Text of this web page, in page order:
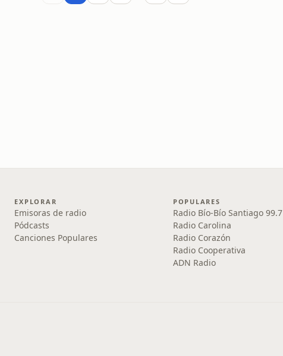
EXPLORAR
Emisoras de radio
Pódcasts
Canciones Populares
POPULARES
Radio Bío-Bío Santiago 99.7
Radio Carolina
Radio Corazón
Radio Cooperativa
ADN Radio